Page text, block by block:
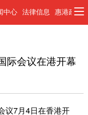
中心 法律信息 惠港政策
际会议在港开幕
7月4日在香港开